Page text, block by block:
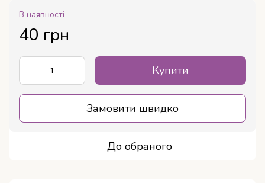
В наявності
40 грн
Купити
Замовити швидко
До обраного